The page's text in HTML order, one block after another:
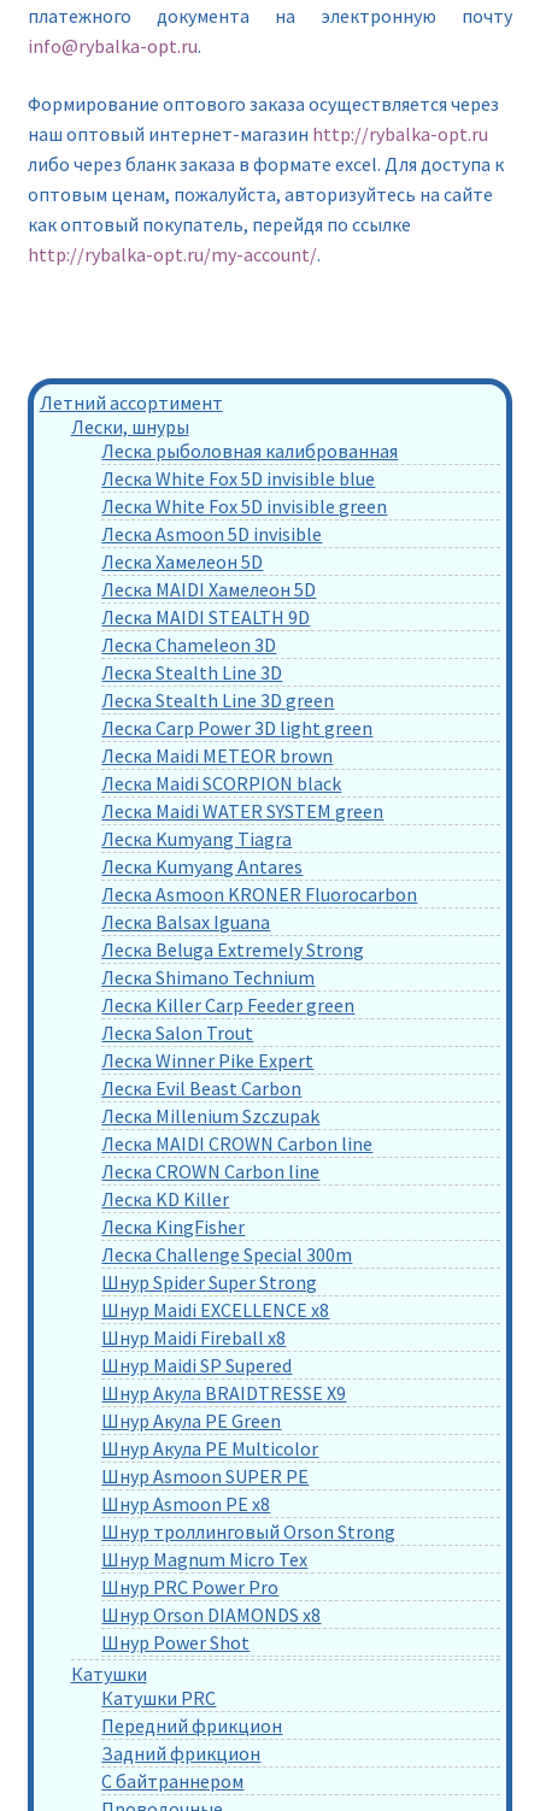
платежного документа на электронную почту
info@rybalka-opt.ru.
Формирование оптового заказа осуществляется через
наш оптовый интернет-магазин http://rybalka-opt.ru
либо через бланк заказа в формате excel. Для доступа к
оптовым ценам, пожалуйста, авторизуйтесь на сайте
как оптовый покупатель, перейдя по ссылке
http://rybalka-opt.ru/my-account/.
Летний ассортимент
Лески, шнуры
Леска рыболовная калиброванная
Леска White Fox 5D invisible blue
Леска White Fox 5D invisible green
Леска Asmoon 5D invisible
Леска Хамелеон 5D
Леска MAIDI Хамелеон 5D
Леска MAIDI STEALTH 9D
Леска Chameleon 3D
Леска Stealth Line 3D
Леска Stealth Line 3D green
Леска Carp Power 3D light green
Леска Maidi METEOR brown
Леска Maidi SCORPION black
Леска Maidi WATER SYSTEM green
Леска Kumyang Tiagra
Леска Kumyang Antares
Леска Asmoon KRONER Fluorocarbon
Леска Balsax Iguana
Леска Beluga Extremely Strong
Леска Shimano Technium
Леска Killer Carp Feeder green
Леска Salon Trout
Леска Winner Pike Expert
Леска Evil Beast Carbon
Леска Millenium Szczupak
Леска MAIDI CROWN Carbon line
Леска CROWN Carbon line
Леска KD Killer
Леска KingFisher
Леска Challenge Special 300m
Шнур Spider Super Strong
Шнур Maidi EXCELLENCE x8
Шнур Maidi Fireball x8
Шнур Maidi SP Supered
Шнур Акула BRAIDTRESSE X9
Шнур Акула PE Green
Шнур Акула PE Multicolor
Шнур Asmoon SUPER PE
Шнур Asmoon PE x8
Шнур троллинговый Orson Strong
Шнур Magnum Micro Tex
Шнур PRC Power Pro
Шнур Orson DIAMONDS x8
Шнур Power Shot
Катушки
Катушки PRC
Передний фрикцион
Задний фрикцион
С байтраннером